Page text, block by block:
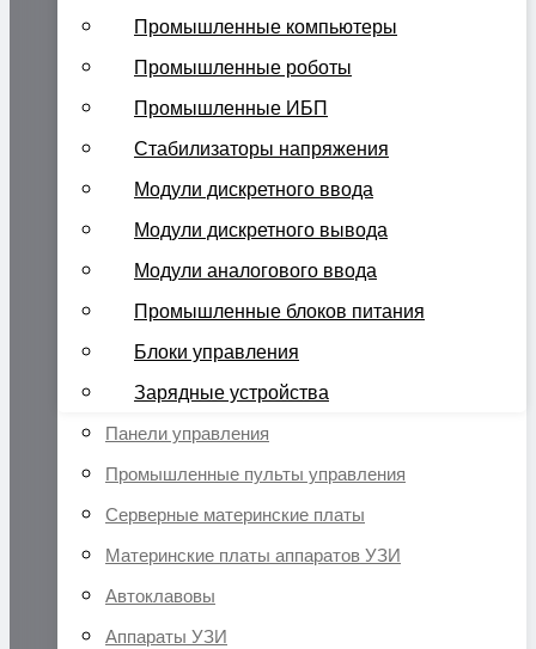
Промышленные компьютеры
Промышленные роботы
Промышленные ИБП
Стабилизаторы напряжения
Модули дискретного ввода
Модули дискретного вывода
Модули аналогового ввода
Промышленные блоков питания
Блоки управления
Зарядные устройства
Панели управления
Промышленные пульты управления
Серверные материнские платы
Материнские платы аппаратов УЗИ
Автоклавовы
Аппараты УЗИ